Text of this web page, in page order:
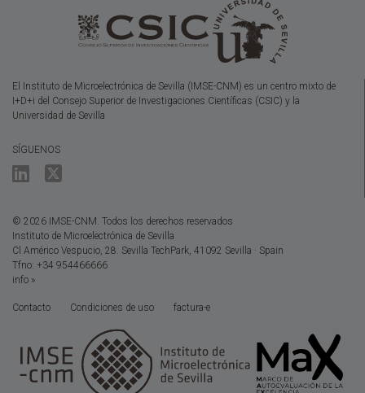
El Instituto de Microelectrónica de Sevilla (IMSE-CNM) es un centro mixto de
I+D+i del Consejo Superior de Investigaciones Científicas (CSIC) y la
Universidad de Sevilla
SÍGUENOS
© 2026 IMSE-CNM. Todos los derechos reservados
Instituto de Microelectrónica de Sevilla
Cl Américo Vespucio, 28. Sevilla TechPark, 41092 Sevilla · Spain
Tfno: +34 954466666
info »
Contacto Condiciones de uso factura-e